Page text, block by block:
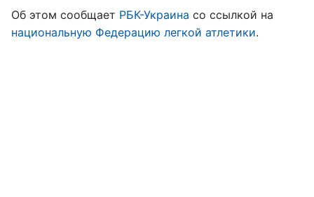
Об этом сообщает РБК-Украина со ссылкой на
национальную Федерацию легкой атлетики.